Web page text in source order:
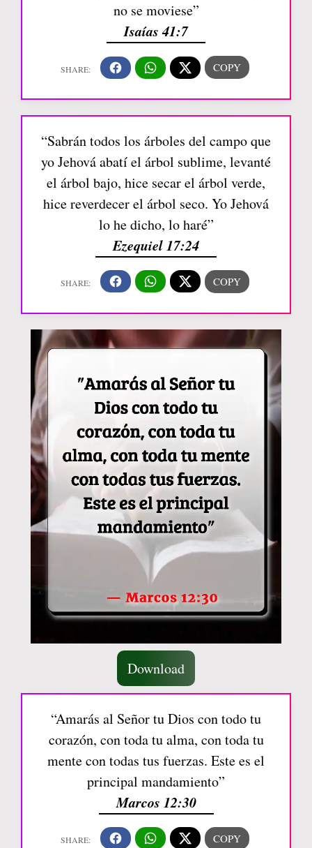
no se moviese”
Isaías 41:7
“Sabrán todos los árboles del campo que
yo Jehová abatí el árbol sublime, levanté
el árbol bajo, hice secar el árbol verde,
hice reverdecer el árbol seco. Yo Jehová
lo he dicho, lo haré”
Ezequiel 17:24
Download
“Amarás al Señor tu Dios con todo tu
corazón, con toda tu alma, con toda tu
mente con todas tus fuerzas. Este es el
principal mandamiento”
Marcos 12:30